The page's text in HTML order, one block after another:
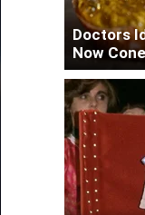
Doctors
Now